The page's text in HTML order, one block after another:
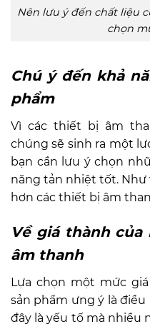
Nên lưu ý đến chất liệu
chọn
Chú ý đến khả
phẩm
Vì các thiết bị âm
chúng sẽ sinh ra một
bạn cần lưu ý chọn
năng tản nhiệt tốt. Như
hơn các thiết bị âm
Về giá thành
âm thanh
Lựa chọn một mức
sản phẩm ưng ý là
đây là yếu tố mà nhiều